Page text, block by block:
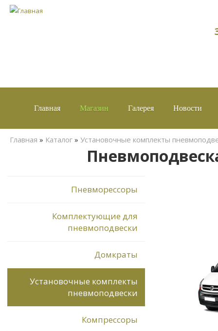
Главная Магазин Галерея Новости
Вы здесь
Главная » Каталог » Установочные комплекты
Пневморессоры
Комплектующие для
пневмоподвески
Домкраты
Установочные комплекты
пневмоподвески
Компрессоры